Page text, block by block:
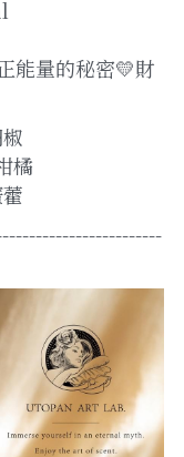
能量的秘密💛財
橘